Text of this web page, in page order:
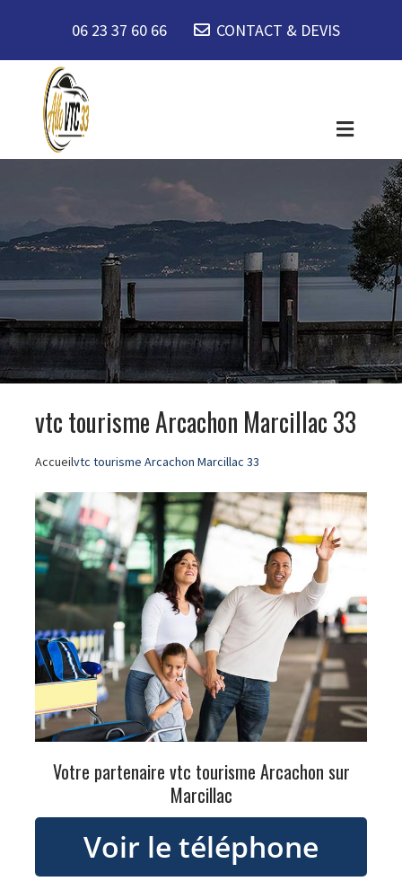
06 23 37 60 66 CONTACT & DEVIS
vtc tourisme Arcachon Marcillac 33
Accueilvtc tourisme Arcachon Marcillac 33
Votre partenaire vtc tourisme Arcachon sur
Marcillac